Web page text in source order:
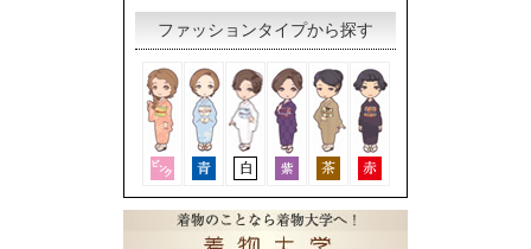
ファッションタイプから探す